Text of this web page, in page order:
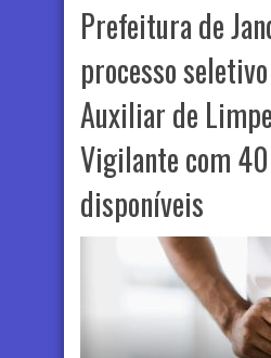
Prefeitura de
processo
Auxiliar de
Vigilante com
disponíveis